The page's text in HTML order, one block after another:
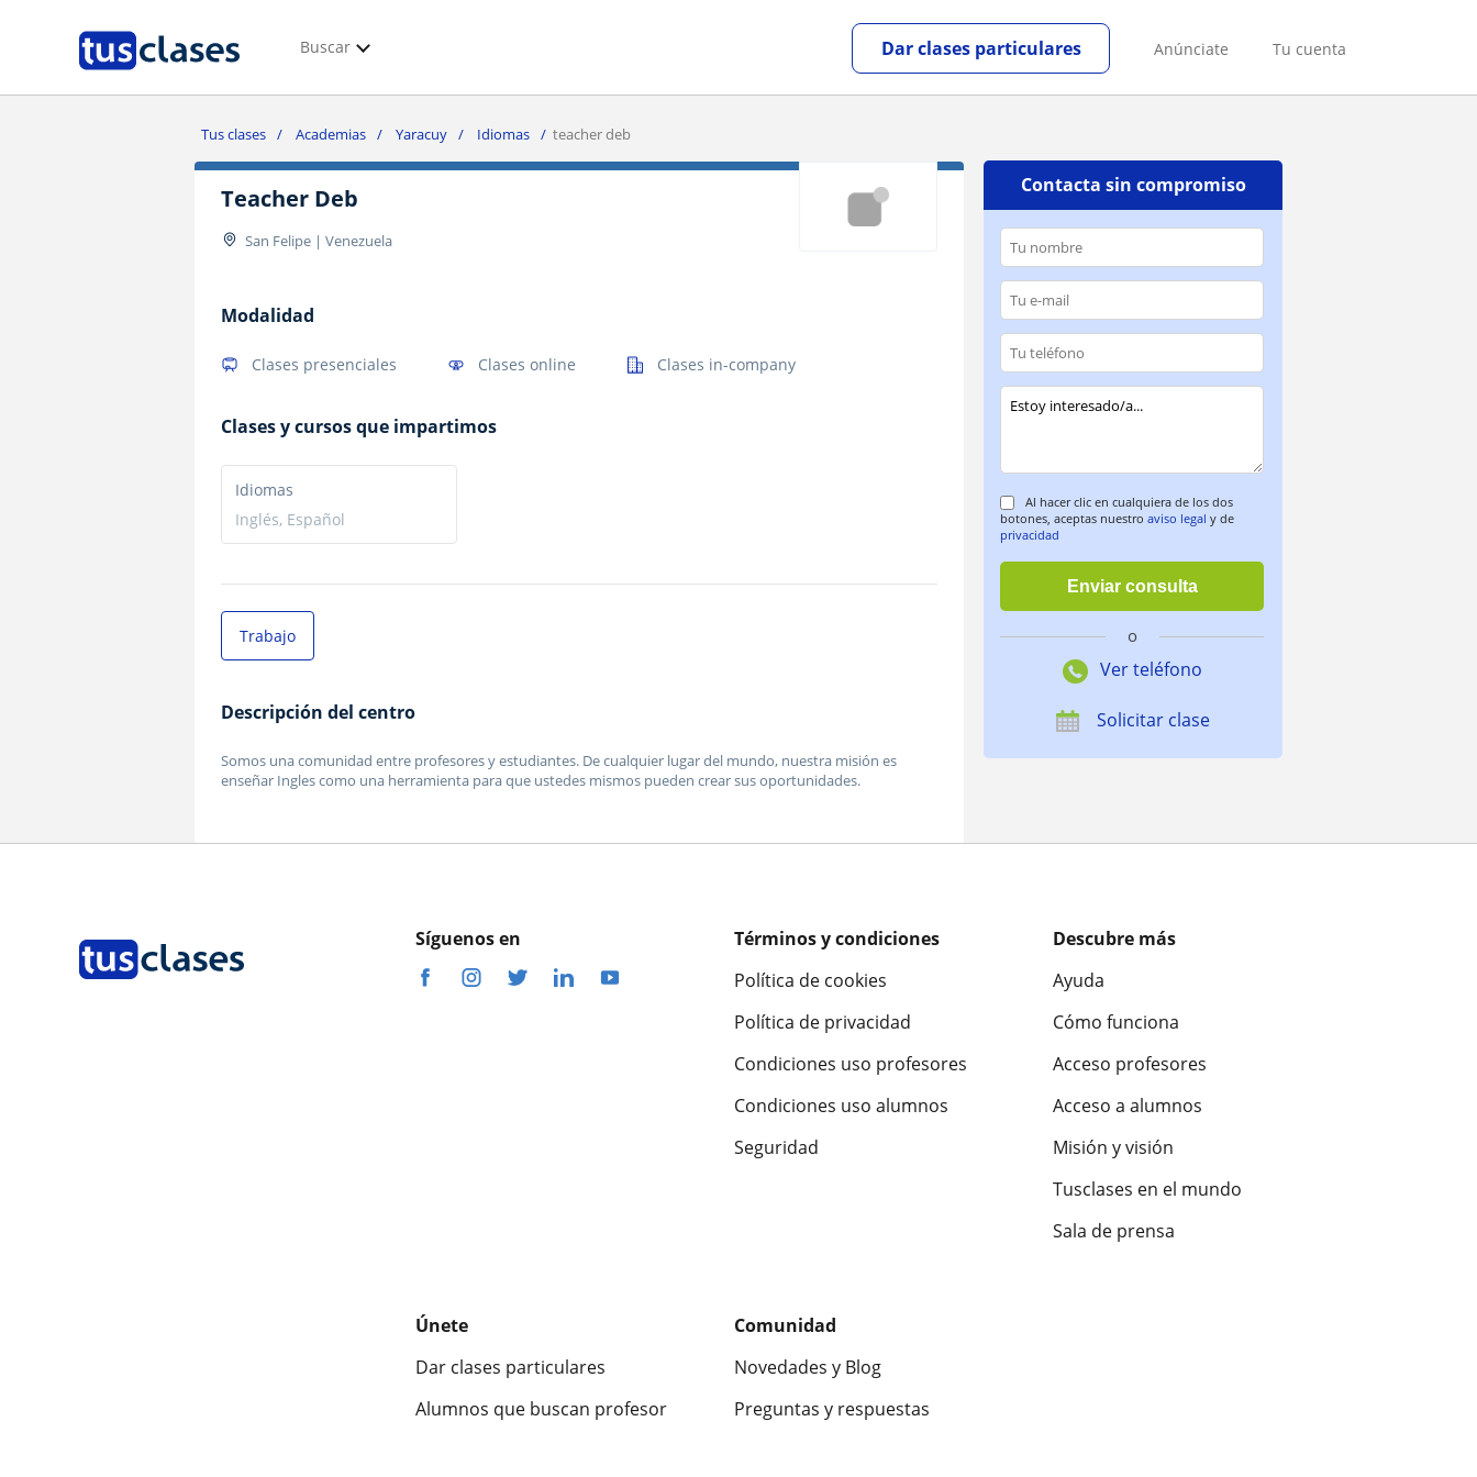
Buscar Anúnciate Tu cuenta
Dar clases particulares
Tus clases Academias Yaracuy Idiomas teacher deb
Teacher Deb
San Felipe | Venezuela
Modalidad
Clases presenciales Clases online Clases in-company
Clases y cursos que impartimos
Idiomas
Inglés, Español
Trabajo
Descripción del centro
Somos una comunidad entre profesores y estudiantes. De cualquier lugar del mundo, nuestra misión es
enseñar Ingles como una herramienta para que ustedes mismos pueden crear sus oportunidades.
Contacta sin compromiso
Al hacer clic en cualquiera de los dos
botones, aceptas nuestro aviso legal y de
privacidad
o
Ver teléfono
Solicitar clase
Síguenos en
Términos y condiciones
Política de cookies
Política de privacidad
Condiciones uso profesores
Condiciones uso alumnos
Seguridad
Descubre más
Ayuda
Cómo funciona
Acceso profesores
Acceso a alumnos
Misión y visión
Tusclases en el mundo
Sala de prensa
Únete
Dar clases particulares
Alumnos que buscan profesor
Comunidad
Novedades y Blog
Preguntas y respuestas